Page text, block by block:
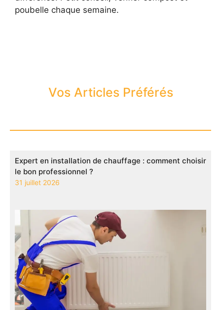
poubelle chaque semaine.
Vos Articles Préférés
Expert en installation de chauffage : comment choisir
le bon professionnel ?
31 juillet 2026